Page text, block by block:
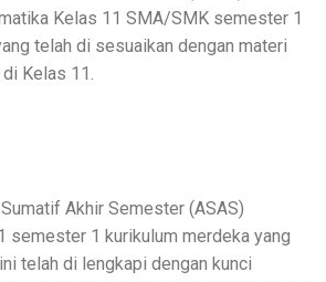
Kelas 11 SMA/SMK semester 1
telah di sesuaikan dengan materi
Kelas 11.
Akhir Semester (ASAS)
semester 1 kurikulum merdeka yang
telah di lengkapi dengan kunci